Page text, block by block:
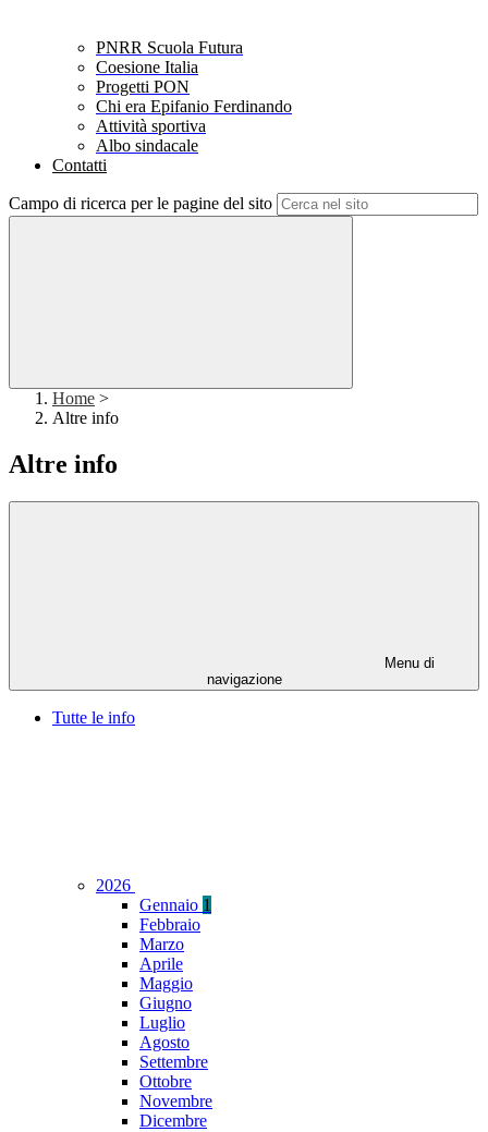
PNRR Scuola Futura
Coesione Italia
Progetti PON
Chi era Epifanio Ferdinando
Attività sportiva
Albo sindacale
Contatti
Campo di ricerca per le pagine del sito
Home >
Altre info
Altre info
Menu di
navigazione
Tutte le info
2026
Gennaio 1
Febbraio
Marzo
Aprile
Maggio
Giugno
Luglio
Agosto
Settembre
Ottobre
Novembre
Dicembre